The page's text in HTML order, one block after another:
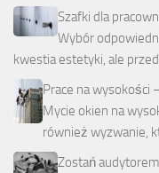
Szafki dla
Wybór
kwestia estetyki, ale
Prace na wysokości
Mycie okien na
również wyzwanie,
Zostań